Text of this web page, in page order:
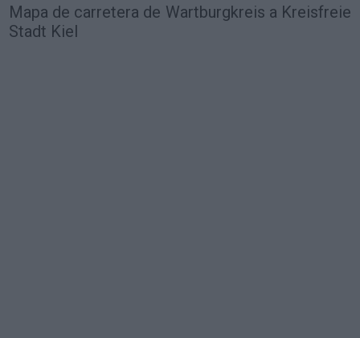
Mapa de carretera de Wartburgkreis a Kreisfreie
Stadt Kiel